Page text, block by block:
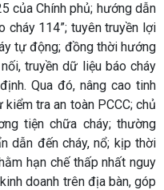
Chính phủ; hướng dẫn
cháy 114”; tuyên truyền lợi
tự động; đồng thời hướng
truyền dữ liệu báo cháy
Qua đó, nâng cao tinh
tra an toàn PCCC; chủ
tiện chữa cháy; thường
dẫn đến cháy, nổ; kịp thời
hạn chế thấp nhất nguy
doanh trên địa bàn, góp